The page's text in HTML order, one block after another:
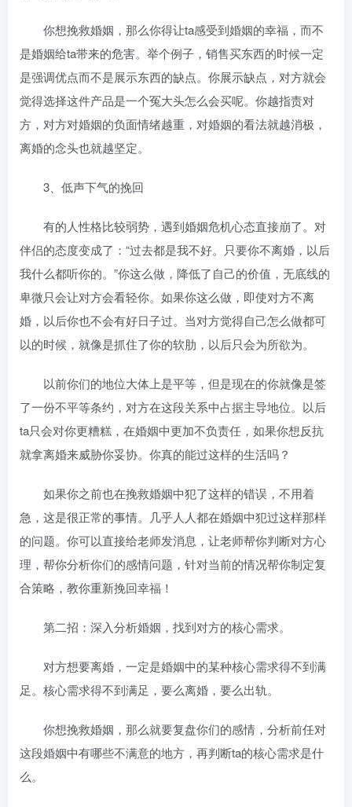
你想挽救婚姻，那么你得让ta感受到婚姻的幸福，而不
是婚姻给ta带来的危害。举个例子，销售买东西的时候一定
是强调优点而不是展示东西的缺点。你展示缺点，对方就会
觉得选择这件产品是一个冤大头怎么会买呢。你越指责对
方，对方对婚姻的负面情绪越重，对婚姻的看法就越消极，
离婚的念头也就越坚定。
3、低声下气的挽回
有的人性格比较弱势，遇到婚姻危机心态直接崩了。对
伴侣的态度变成了：“过去都是我不好。只要你不离婚，以后
我什么都听你的。”你这么做，降低了自己的价值，无底线的
卑微只会让对方会看轻你。如果你这么做，即使对方不离
婚，以后你也不会有好日子过。当对方觉得自己怎么做都可
以的时候，就像是抓住了你的软肋，以后只会为所欲为。
以前你们的地位大体上是平等，但是现在的你就像是签
了一份不平等条约，对方在这段关系中占据主导地位。以后
ta只会对你更糟糕，在婚姻中更加不负责任，如果你想反抗
就拿离婚来威胁你妥协。你真的能过这样的生活吗？
如果你之前也在挽救婚姻中犯了这样的错误，不用着
急，这是很正常的事情。几乎人人都在婚姻中犯过这样那样
的问题。你可以直接给老师发消息，让老师帮你判断对方心
理，帮你分析你们的感情问题，针对当前的情况帮你制定复
合策略，教你重新挽回幸福！
第二招：深入分析婚姻，找到对方的核心需求。
对方想要离婚，一定是婚姻中的某种核心需求得不到满
足。核心需求得不到满足，要么离婚，要么出轨。
你想挽救婚姻，那么就要复盘你们的感情，分析前任对
这段婚姻中有哪些不满意的地方，再判断ta的核心需求是什
么。